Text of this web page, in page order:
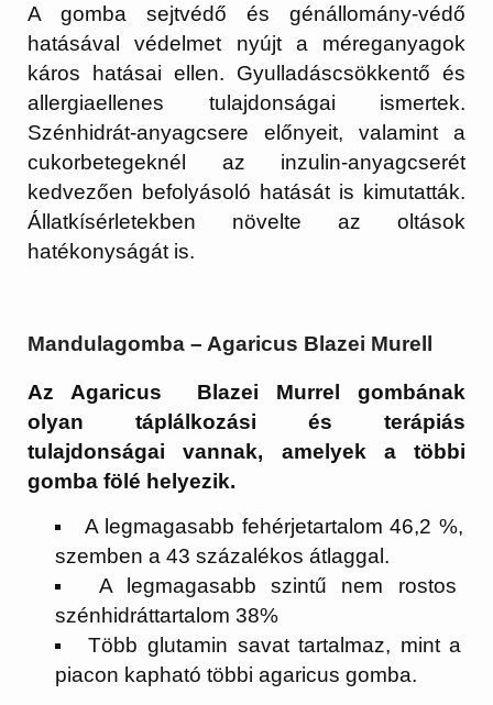
A gomba sejtvédő és génállomány-védő
hatásával védelmet nyújt a méreganyagok
káros hatásai ellen. Gyulladáscsökkentő és
allergiaellenes tulajdonságai ismertek.
Szénhidrát-anyagcsere előnyeit, valamint a
cukorbetegeknél az inzulin-anyagcserét
kedvezően befolyásoló hatását is kimutatták.
Állatkísérletekben növelte az oltások
hatékonyságát is.
Mandulagomba – Agaricus Blazei Murell
Az Agaricus Blazei Murrel gombának
olyan táplálkozási és terápiás
tulajdonságai vannak, amelyek a többi
gomba fölé helyezik.
A legmagasabb fehérjetartalom 46,2 %,
szemben a 43 százalékos átlaggal.
A legmagasabb szintű nem rostos
szénhidráttartalom 38%
Több glutamin savat tartalmaz, mint a
piacon kapható többi agaricus gomba.